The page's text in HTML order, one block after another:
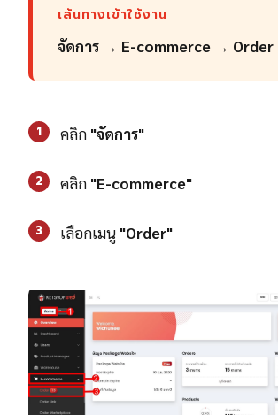
เส้นทางเข้าใช้งาน
จัดการ → E-commerce → Order
1 คลิก "จัดการ"
2 คลิก "E-commerce"
3 เลือกเมนู "Order"